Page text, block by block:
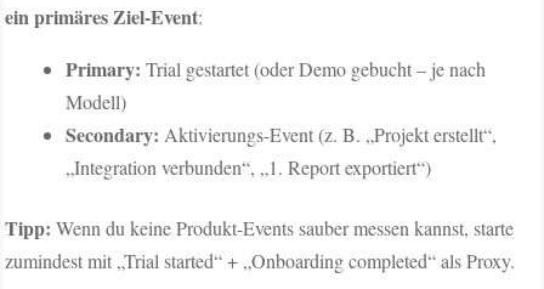
ein primäres Ziel-Event:
Primary: Trial gestartet (oder Demo gebucht – je nach
Modell)
Secondary: Aktivierungs-Event (z. B. „Projekt erstellt“,
„Integration verbunden“, „1. Report exportiert“)
Tipp: Wenn du keine Produkt-Events sauber messen kannst, starte
zumindest mit „Trial started“ + „Onboarding completed“ als Proxy.